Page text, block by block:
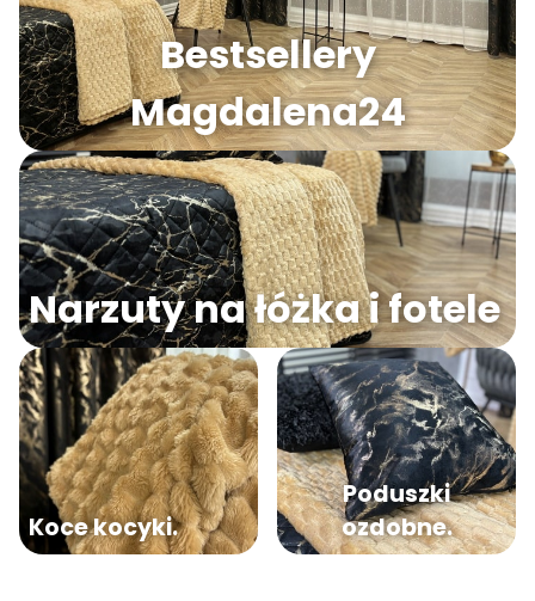
Bestsellery
Magdalena24
Narzuty na łóżka i fotele
Koce kocyki.
Poduszki
ozdobne.